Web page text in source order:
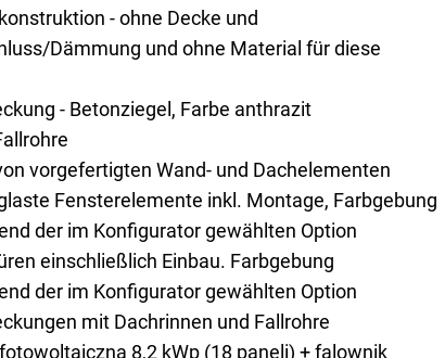
- ohne Decke und
Dämmung und ohne Material für diese
- Betonziegel, Farbe anthrazit
vorgefertigten Wand- und Dachelementen
Fensterelemente inkl. Montage, Farbgebung
der im Konfigurator gewählten Option
einschließlich Einbau. Farbgebung
der im Konfigurator gewählten Option
mit Dachrinnen und Fallrohre
8,2 kWp (18 paneli) + falownik